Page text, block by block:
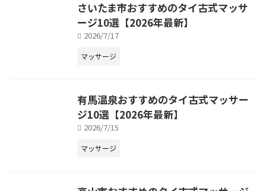
さいたま市おすすめのタイ古式マッサ
ージ10選【2026年最新】
2026/7/17
マッサージ
有馬温泉おすすめのタイ古式マッサー
ジ10選【2026年最新】
2026/7/15
マッサージ